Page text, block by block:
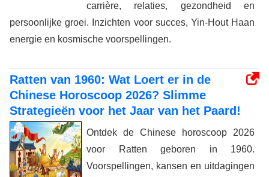
carrière, relaties, gezondheid en
persoonlijke groei. Inzichten voor succes, Yin-Hout Haan
energie en kosmische voorspellingen.
Ratten van 1960: Wat Loert er in de
Chinese Horoscoop 2026? Slimme
Strategieën voor het Jaar van het Paard!
Ontdek de Chinese horoscoop 2026
voor Ratten geboren in 1960.
Voorspellingen, kansen en uitdagingen